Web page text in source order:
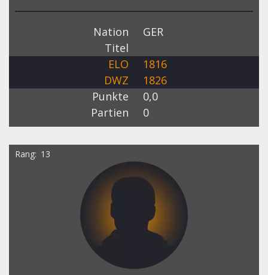
Nation
GER
Titel
ELO
1816
DWZ
1826
Punkte
0,0
Partien
0
Rang 13